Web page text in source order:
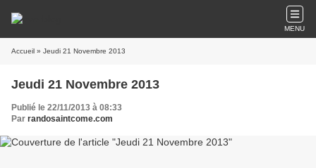
MENU
Accueil » Jeudi 21 Novembre 2013
Jeudi 21 Novembre 2013
Publié le 22/11/2013 à 08:33
Par randosaintcome.com